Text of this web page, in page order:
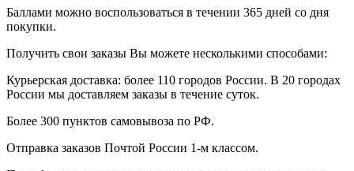
Баллами можно воспользоваться в течении 365 дней со дня
покупки.
Получить свои заказы Вы можете несколькими способами:
Курьерская доставка: более 110 городов России. В 20 городах
России мы доставляем заказы в течение суток.
Более 300 пунктов самовывоза по РФ.
Отправка заказов Почтой России 1-м классом.